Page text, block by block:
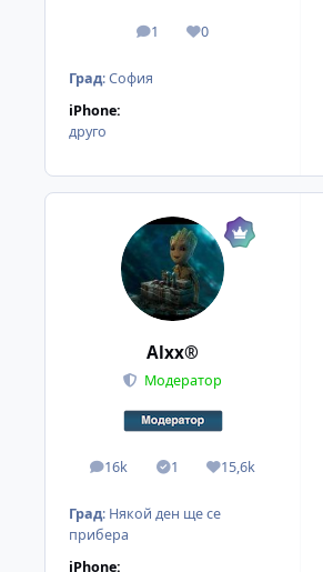
1
мнения0
Reputation
Град:София
iPhone:
друго
Alxx®
Модератор
16k
мнения 1
Solutions15,6k
Reputation
Град: Някой ден ще се
прибера
iPhone: